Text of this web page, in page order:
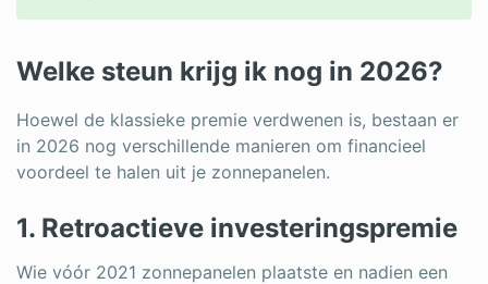
Welke steun krijg ik nog in 2026?
Hoewel de klassieke premie verdwenen is, bestaan er
in 2026 nog verschillende manieren om financieel
voordeel te halen uit je zonnepanelen.
1. Retroactieve investeringspremie
Wie vóór 2021 zonnepanelen plaatste en nadien een